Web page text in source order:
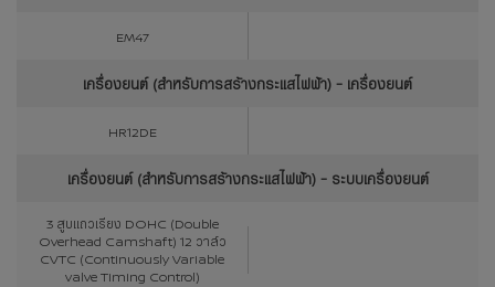
EM47
เครื่องยนต์ (สำหรับการสร้างกระแสไฟฟ้า) - เครื่องยนต์
HR12DE
เครื่องยนต์ (สำหรับการสร้างกระแสไฟฟ้า) - ระบบเครื่องยนต์
3 สูบแถวเรียง DOHC (Double
Overhead Camshaft) 12 วาล์ว
CVTC (Continuously Variable
valve Timing Control)